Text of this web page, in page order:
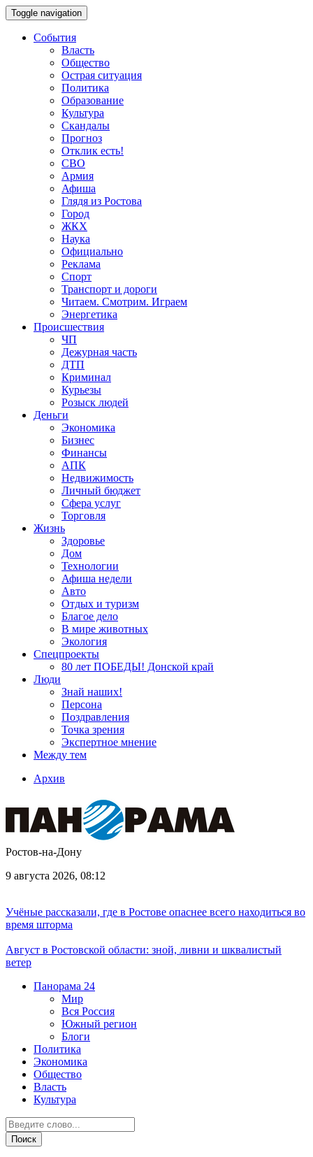
Toggle navigation
События
Власть
Общество
Острая ситуация
Политика
Образование
Культура
Скандалы
Прогноз
Отклик есть!
СВО
Армия
Афиша
Глядя из Ростова
Город
ЖКХ
Наука
Официально
Реклама
Спорт
Транспорт и дороги
Читаем. Смотрим. Играем
Энергетика
Происшествия
ЧП
Дежурная часть
ДТП
Криминал
Курьезы
Розыск людей
Деньги
Экономика
Бизнес
Финансы
АПК
Недвижимость
Личный бюджет
Сфера услуг
Торговля
Жизнь
Здоровье
Дом
Технологии
Афиша недели
Авто
Отдых и туризм
Благое дело
В мире животных
Экология
Спецпроекты
80 лет ПОБЕДЫ! Донской край
Люди
Знай наших!
Персона
Поздравления
Точка зрения
Экспертное мнение
Между тем
Архив
Ростов-на-Дону
9 августа 2026, 08:12
Учёные рассказали, где в Ростове опаснее всего находиться во
время шторма
Август в Ростовской области: зной, ливни и шквалистый
ветер
Панорама 24
Мир
Вся Россия
Южный регион
Блоги
Политика
Экономика
Общество
Власть
Культура